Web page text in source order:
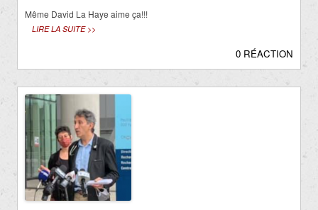
Même David La Haye aime ça!!!
LIRE LA SUITE >>
0 RÉACTION